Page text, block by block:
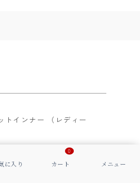
トインナー （レディー
0